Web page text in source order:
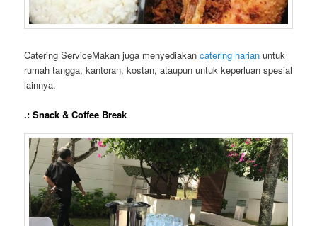
Catering ServiceMakan juga menyediakancatering harian untuk
rumah tangga, kantoran, kostan, ataupun untuk keperluan spesial
lainnya.
.: Snack & Coffee Break